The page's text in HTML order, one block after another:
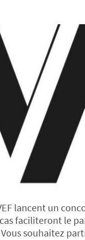
lancent un
faciliteront le
souhaitez